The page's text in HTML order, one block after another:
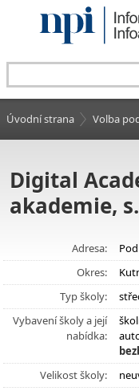
Úvodní strana Volba
Digital
akademie,
Adresa:
Okres:
Typ školy:
Vybavení školy a její
nabídka:
Velikost školy: